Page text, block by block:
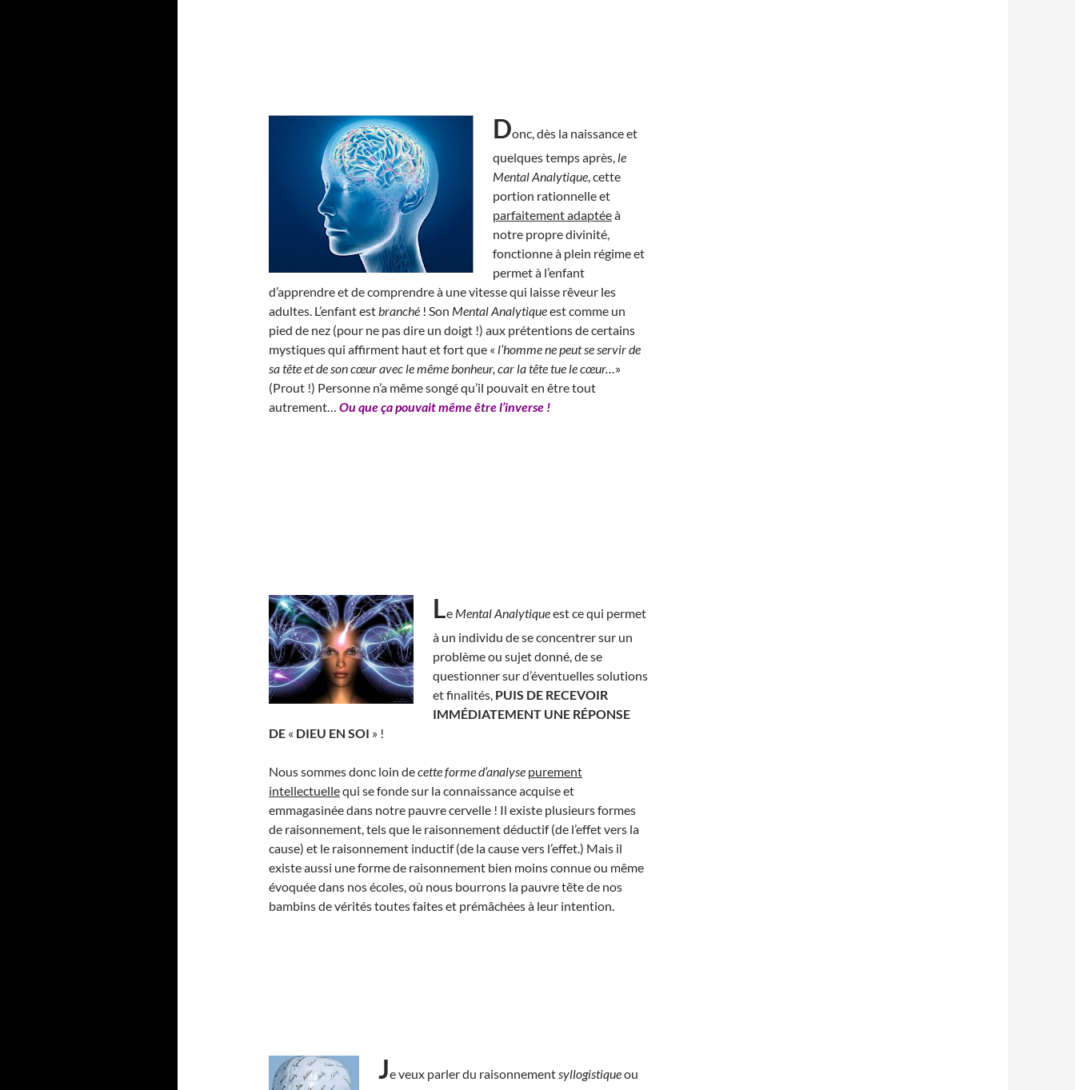
Donc, dès la naissance et
quelques temps après, le
Mental Analytique, cette
portion rationnelle et
parfaitement adaptéeà
notre propre divinité,
fonctionne à plein régime et
permet à l’enfant
d’apprendre et de comprendre à une vitesse qui laisse rêveur les
adultes. L’enfant estbranché ! Son Mental Analytiqueest comme un
pied de nez (pour ne pas dire un doigt !) aux prétentions de certains
mystiques qui affirment haut et fort que « l’homme ne peut se servir de
sa tête et de son cœur avec le même bonheur, car la tête tue le cœur…»
(Prout !) Personne n’a même songé qu’il pouvait en être tout
autrement… Ou que ça pouvait même être l’inverse !
Le Mental Analytiqueest ce qui permet
à un individu de se concentrer sur un
problème ou sujet donné, de se
questionner sur d’éventuelles solutions
et finalités, PUIS DE RECEVOIR
IMMÉDIATEMENT UNE RÉPONSE
DE « DIEU EN SOI » !
Nous sommes donc loin decette formed’analyse purement
intellectuellequi se fonde sur la connaissance acquise et
emmagasinée dans notre pauvre cervelle ! Il existe plusieurs formes
de raisonnement, tels que le raisonnement déductif (de l’effet vers la
cause) et le raisonnement inductif (de la cause vers l’effet.) Mais il
existe aussi une forme de raisonnement bien moins connue ou même
évoquée dans nos écoles, où nous bourrons la pauvre tête de nos
bambins de vérités toutes faites et prémâchées à leur intention.
Je veux parler du raisonnementsyllogistiqueou